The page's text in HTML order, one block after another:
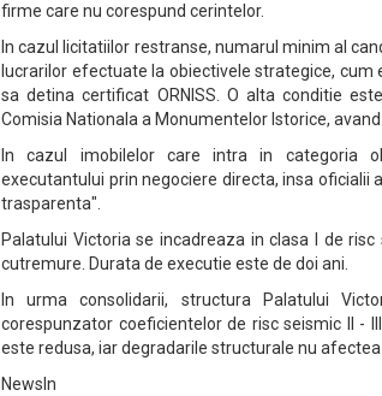
firme care nu corespund cerintelor.
In cazul licitatiilor restranse, numarul minim al
lucrarilor efectuate la obiectivele strategice,
sa detina certificat ORNISS. O alta conditie
Comisia Nationala a Monumentelor Istorice,
In cazul imobilelor care intra in categoria
executantului prin negociere directa, insa
trasparenta".
Palatului Victoria se incadreaza in clasa I de
cutremure. Durata de executie este de doi ani.
In urma consolidarii, structura Palatului
corespunzator coeficientelor de risc seismic II -
este redusa, iar degradarile structurale nu
NewsIn